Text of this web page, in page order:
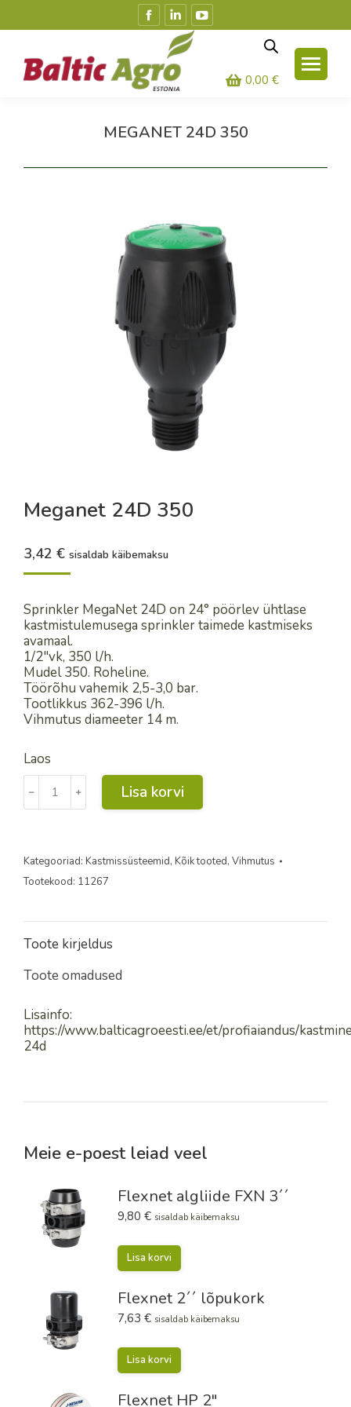
Facebook
leht
avaneb
uues
Linkedin
leht
avaneb
leht
uues 0,00 €
MEGANET 24D 350
Meganet 24D 350
3,42 € sisaldab käibemaksu
Sprinkler MegaNet 24D on 24° pöörlev ühtlase
kastmistulemusega sprinkler taimede kastmiseks
avamaal.
1/2″vk, 350 l/h.
Mudel 350. Roheline.
Töörõhu vahemik 2,5-3,0 bar.
Tootlikkus 362-396 l/h.
Vihmutus diameeter 14 m.
Laos
Meganet
24D
350
﹣ ﹢ Lisa korvi
Kategooriad: Kastmissüsteemid, Kõik tooted, Vihmutus
Tootekood: 11267
Toote kirjeldus
Toote omadused
Lisainfo:
https://www.balticagroeesti.ee/et/profiaiandus/
24d
Meie e-poest leiad veel
Flexnet algliide FXN 3´´
9,80 € sisaldab käibemaksu
Lisa korvi
Flexnet 2´´ lõpukork
7,63 € sisaldab käibemaksu
Lisa korvi
Flexnet HP 2"